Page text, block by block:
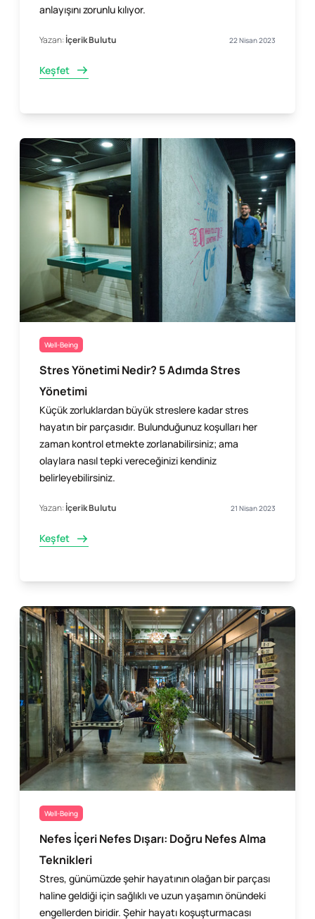
anlayışını zorunlu kılıyor.
Yazan:İçerik Bulutu 22 Nisan 2023
Keşfet
Well-Being
Stres Yönetimi Nedir? 5 Adımda Stres
Yönetimi
Küçük zorluklardan büyük streslere kadar stres
hayatın bir parçasıdır. Bulunduğunuz koşulları her
zaman kontrol etmekte zorlanabilirsiniz; ama
olaylara nasıl tepki vereceğinizi kendiniz
belirleyebilirsiniz.
Yazan:İçerik Bulutu 21 Nisan 2023
Keşfet
Well-Being
Nefes İçeri Nefes Dışarı: Doğru Nefes Alma
Teknikleri
Stres, günümüzde şehir hayatının olağan bir parçası
haline geldiği için sağlıklı ve uzun yaşamın önündeki
engellerden biridir. Şehir hayatı koşuşturmacası